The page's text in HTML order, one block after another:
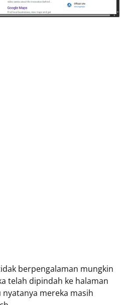
berpengalaman mungkin
telah dipindah ke halaman
nyatanya mereka masih